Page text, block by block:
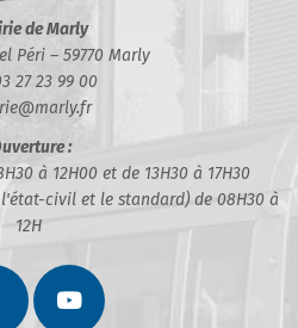
de Marly
Péri – 59770 Marly
27 23 99 00
:
à 12H00 et de 13H30 à 17H30
civil et le standard) de 08H30 à
12H